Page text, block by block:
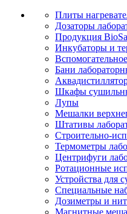
Плиты
Дозаторы
Продукция
Инкубаторы и
Бани
Шкафы
Лупы
Мешалки
Штативы
Строительно-
Термометры
Центрифуги
Ротационные
Устройства для
Специальные
Дозиметры и
Магнитные